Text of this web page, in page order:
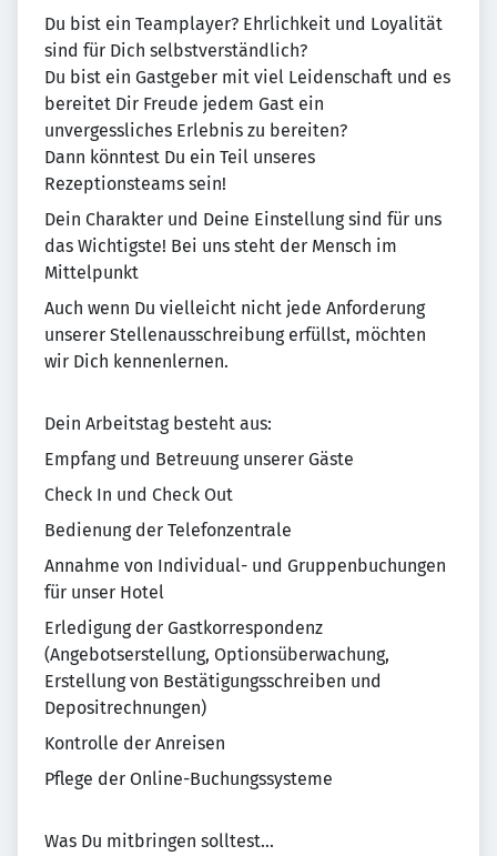
Du bist ein Teamplayer? Ehrlichkeit und Loyalität
sind für Dich selbstverständlich?
Du bist ein Gastgeber mit viel Leidenschaft und es
bereitet Dir Freude jedem Gast ein
unvergessliches Erlebnis zu bereiten?
Dann könntest Du ein Teil unseres
Rezeptionsteams sein!
Dein Charakter und Deine Einstellung sind für uns
das Wichtigste! Bei uns steht der Mensch im
Mittelpunkt
Auch wenn Du vielleicht nicht jede Anforderung
unserer Stellenausschreibung erfüllst, möchten
wir Dich kennenlernen.
Dein Arbeitstag besteht aus:
Empfang und Betreuung unserer Gäste
Check In und Check Out
Bedienung der Telefonzentrale
Annahme von Individual- und Gruppenbuchungen
für unser Hotel
Erledigung der Gastkorrespondenz
(Angebotserstellung, Optionsüberwachung,
Erstellung von Bestätigungsschreiben und
Depositrechnungen)
Kontrolle der Anreisen
Pflege der Online-Buchungssysteme
Was Du mitbringen solltest...